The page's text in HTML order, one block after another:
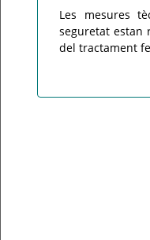
Les mesures
seguretat estan
del tractament